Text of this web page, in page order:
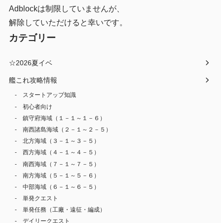
Adblockは制限していませんが、
解除していただけると幸いです。
カテゴリー
☆2026夏イベ
艦これ攻略情報
スタートアップ知識
初心者向け
鎮守府海域（１－１～１－６）
南西諸島海域（２－１～２－５）
北方海域（３－１～３－５）
西方海域（４－１～４－５）
南西海域（７－１～７－５）
南方海域（５－１～５－６）
中部海域（６－１～６－５）
単発クエスト
単発任務（工廠・遠征・編成）
デイリークエスト